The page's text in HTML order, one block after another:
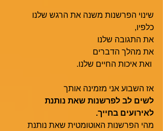
שינוי הפרשנות משנה את הרגש שלנו
כלפיו,
את התגובה שלנו
את מהלך הדברים
אז השבוע אני מזמינה אותך
לשים לב לפרשנות שאת נותנת
לאירועים בחייך.
מהי הפרשנות האוטומטית שאת נותנת